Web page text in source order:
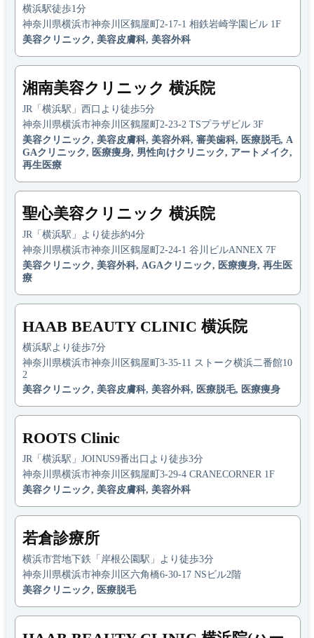
横浜駅徒歩1分
神奈川県横浜市神奈川区鶴屋町2-17-1 相鉄岩崎学園ビル 1F
美容クリニック, 美容皮膚科, 美容外科
湘南美容クリニック 横浜院
JR「横浜駅」西口より徒歩5分
神奈川県横浜市神奈川区鶴屋町2-23-2 TSプラザビル 3F
美容クリニック, 美容皮膚科, 美容外科, 審美歯科, 医療脱毛, A
GAクリニック, 医療痩身, 男性向けクリニック, アートメイク,
再生医療
聖心美容クリニック 横浜院
JR「横浜駅」より徒歩約4分
神奈川県横浜市神奈川区鶴屋町2-24-1 谷川ビルANNEX 7F
美容クリニック, 美容外科, AGAクリニック, 医療痩身, 再生医
療
HAAB BEAUTY CLINIC 横浜院
横浜駅より徒歩7分
神奈川県横浜市神奈川区鶴屋町3-35-11 ストーク横浜二番館10
2
美容クリニック, 美容皮膚科, 美容外科, 医療脱毛, 医療痩身
ROOTS Clinic
JR「横浜駅」JOINUS9番出口より徒歩3分
神奈川県横浜市神奈川区鶴屋町3-29-4 CRANECORNER 1F
美容クリニック, 美容皮膚科, 美容外科
若倉診療所
横浜市営地下鉄「岸根公園駅」より徒歩3分
神奈川県横浜市神奈川区六角橋6-30-17 NSビル2階
美容クリニック, 医療脱毛